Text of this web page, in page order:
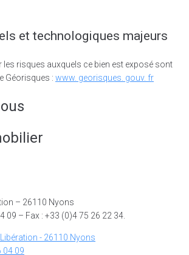
et technologiques majeurs
risques auxquels ce bien est exposé sont
Géorisques : www. georisques. gouv. fr
– 26110 Nyons
09 – Fax : +33 (0)4 75 26 22 34.
- 26110 Nyons
04 09